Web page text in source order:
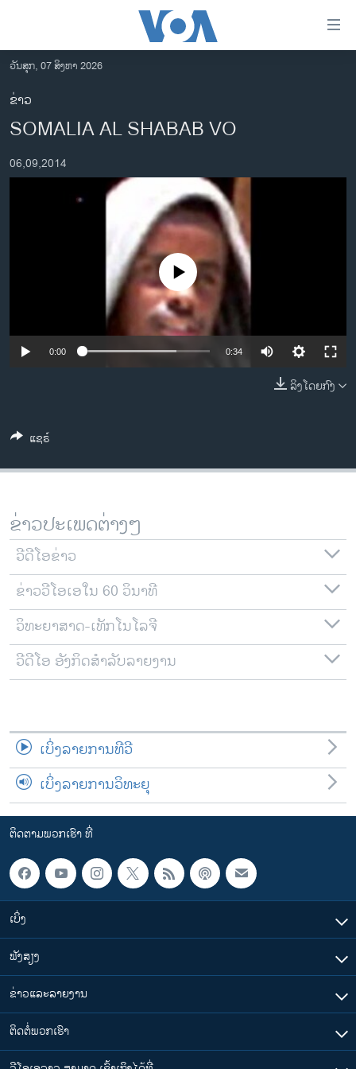
ເຂົ້າ
ຫາ
ຂ້າມ
ຂ້າມ
ໄປ
ອາເມຣິກາ
ການເລືອກຕັ້ງ ປະທານາທີບໍດີ ສະຫະລັດ 2024
ອິດສະຫຼະພາບດ້ານການຂ່າວ
ຊຸມຊົນຊາວລາວ
ວິທະຍາສາດ-ເທັກໂນໂລຈີ
ພາສາອັງກິດ
ລາຍການກະຈາຍສຽງ
ລາຍງານ
ຕິດຕາມພວກເຮົາ ທີ່
ພາສາຕ່າງໆ
ວັນສຸກ, 07 ສິງຫາ 2026
ຂ່າວ
SOMALIA AL SHABAB VO
06,09,2014
No media source currently available
0:00 0:34
ລິງໂດຍກົງ
ແຊຣ໌
ຂ່າວປະເພດຕ່າງໆ
ວີດີໂອຂ່າວ
ຂ່າວວີໂອເອໃນ 60 ວິນາທີ
ວິທະຍາສາດ-ເທັກໂນໂລຈີ
ວີດີໂອ ອັງກິດສຳລັບລາຍງານ
ເບິ່ງລາຍການທີວີ
ເບິ່ງລາຍການວິທະຍຸ
ຕິດຕາມພວກເຮົາ ທີ່
ເບິ່ງ
ຟັງສຽງ
ຂ່າວແລະລາຍງານ
ຕິດຕໍ່ພວກເຮົາ